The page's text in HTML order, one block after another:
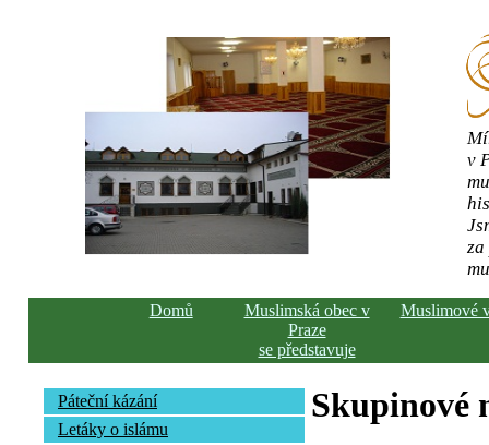
v
Domů
Muslimská obec v
Praze
se představuje
Muslimové
Páteční kázání
Letáky o islámu
Skupinové